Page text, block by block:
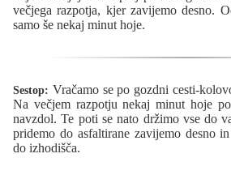
večjega razpotja, kjer zavijemo desno.
samo še nekaj minut hoje.
Sestop: Vračamo se po gozdni cesti-
Na večjem razpotju nekaj minut hoje
navzdol. Te poti se nato držimo vse do
pridemo do asfaltirane zavijemo desno
do izhodišča.